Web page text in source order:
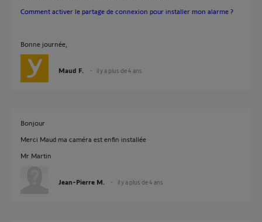
Comment activer le partage de connexion pour installer mon alarme ?
Bonne journée,
Maud F. il y a plus de 4 ans
Bonjour
Merci Maud ma caméra est enfin installée
Mr Martin
Jean-Pierre M. il y a plus de 4 ans